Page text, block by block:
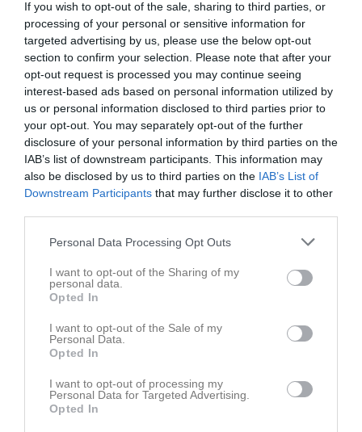
If you wish to opt-out of the sale, sharing to third parties, or
processing of your personal or sensitive information for
targeted advertising by us, please use the below opt-out
section to confirm your selection. Please note that after your
opt-out request is processed you may continue seeing
interest-based ads based on personal information utilized by
us or personal information disclosed to third parties prior to
your opt-out. You may separately opt-out of the further
disclosure of your personal information by third parties on the
IAB’s list of downstream participants. This information may
also be disclosed by us to third parties on the IAB’s List of
Downstream Participants that may further disclose it to other
Personal Data Processing Opt Outs
I want to opt-out of the Sharing of my
personal data.
Opted In
I want to opt-out of the Sale of my
Personal Data.
Opted In
I want to opt-out of processing my
Personal Data for Targeted Advertising.
Opted In
Valborg
Orresta IF
Visa fler nyheter
Spelade matcher Kommande matcher
Inga matcher hittades
Visa alla spelade matcher
Sparbankscupen, poolspel
Discgolf Ungdom Träning 10 aug, 18:00
Träning 10 aug, 18:00